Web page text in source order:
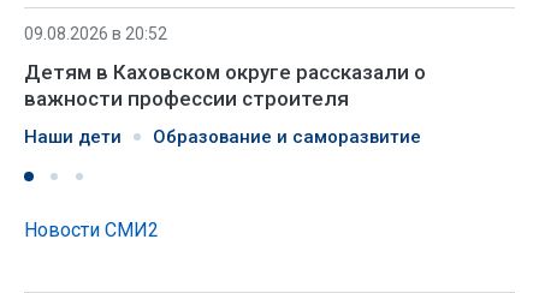
09.08.2026 в 20:52
Детям в Каховском округе рассказали о
важности профессии строителя
Наши дети Образование и саморазвитие
Новости СМИ2